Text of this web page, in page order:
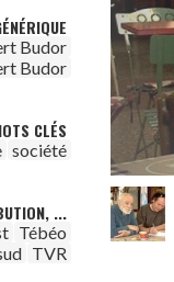
Budor
Budor
CLÉS
société
...
Tébéo
TVR